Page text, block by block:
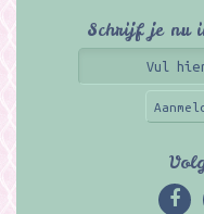
Schrijf je nu